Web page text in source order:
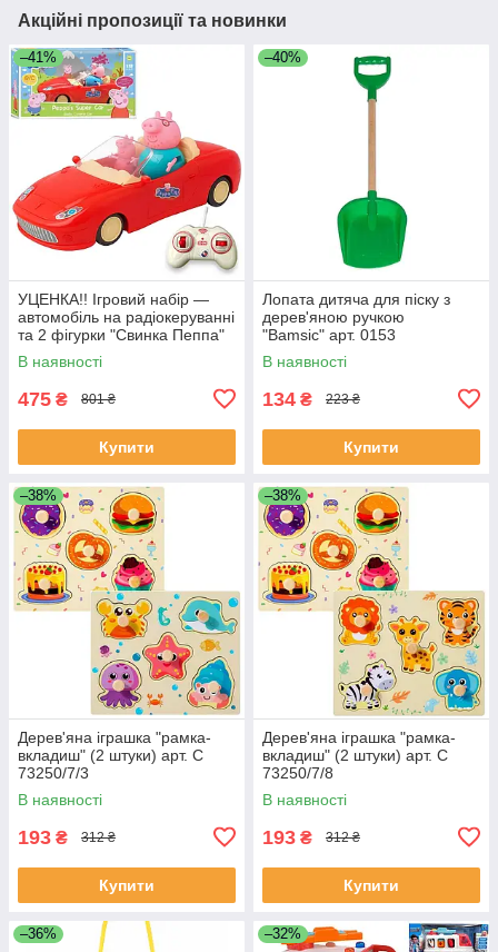
Акційні пропозиції та новинки
–41%
УЦЕНКА!! Ігровий набір —
автомобіль на радіокеруванні
та 2 фігурки "Свинка Пеппа"
(Peppa Pig) арт. 000-1
В наявності
475 ₴ 801 ₴
Купити
–40%
Лопата дитяча для піску з
дерев'яною ручкою
"Bamsic" арт. 0153
В наявності
134 ₴ 223 ₴
Купити
–38%
Дерев'яна іграшка "рамка-
вкладиш" (2 штуки) арт. C
73250/7/3
В наявності
193 ₴ 312 ₴
Купити
–38%
Дерев'яна іграшка "рамка-
вкладиш" (2 штуки) арт. C
73250/7/8
В наявності
193 ₴ 312 ₴
Купити
–36% –32%